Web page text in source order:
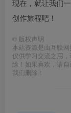
现在，就让我们
创作旅程吧！
© 版权声明
本站资源是由互联
仅供学习交流之用
除！如果喜欢，请
我们删除！